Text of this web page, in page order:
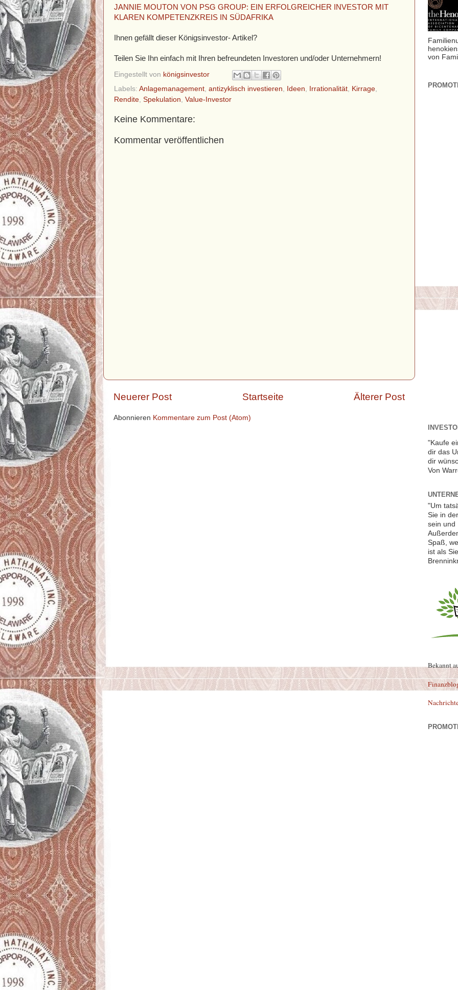
JANNIE MOUTON VON PSG GROUP: EIN ERFOLGREICHER INVESTOR MIT
KLAREN KOMPETENZKREIS IN SÜDAFRIKA
Ihnen gefällt dieser Königsinvestor- Artikel?
Teilen Sie Ihn einfach mit Ihren befreundeten Investoren und/oder Unternehmern!
Eingestellt von königsinvestor
Labels: Anlagemanagement, antizyklisch investieren, Ideen, Irrationalität, Kirrage,
Rendite, Spekulation, Value-Investor
Keine Kommentare:
Kommentar veröffentlichen
Neuerer Post Älterer Post
Startseite
Abonnieren Kommentare zum Post (Atom)
von
"Kaufe
dir das
dir
Von
"Um
Sie in
sein und
Spaß,
ist als
Bekannt